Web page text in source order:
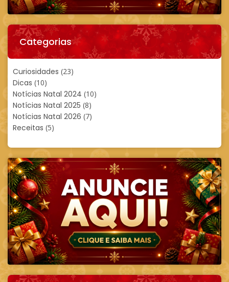
Categorias
Curiosidades (23)
Dicas (10)
Notícias Natal 2024 (10)
Notícias Natal 2025 (8)
Notícias Natal 2026 (7)
Receitas (5)